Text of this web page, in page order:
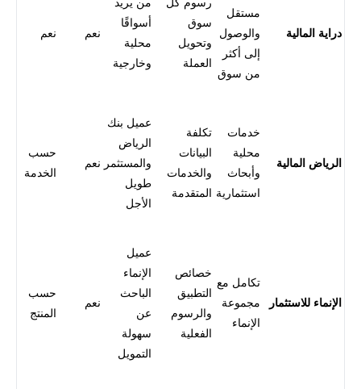
دراية المالية
مستقل
والوصول
إلى أكثر
من سوق
سوق
وتحويل
العملة
أسواقًا
محلية
وخارجية
نعم نعم
الرياض المالية
خدمات
محلية
وأبحاث
استثمارية
تكلفة
البيانات
والخدمات
المتقدمة
عميل بنك
الرياض
والمستثمر
طويل
الأجل
نعم
حسب
الخدمة
الإنماء للاستثمار
تكامل مع
مجموعة
الإنماء
خصائص
التطبيق
والرسوم
الفعلية
عميل
الإنماء
الباحث
عن
سهولة
التمويل
نعم
حسب
المنتج